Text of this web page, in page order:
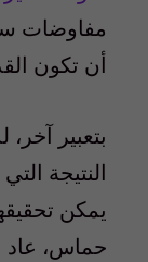
مفاوضات
أن تكون
بتعبير
النتيجة
يمكن
حماس، عاد